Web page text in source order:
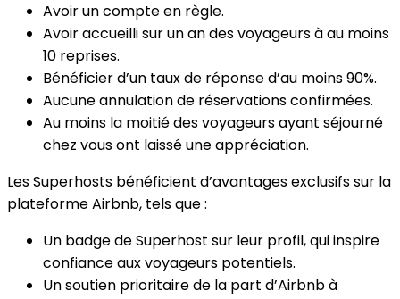
Avoir un compte en règle.
Avoir accueilli sur un an des voyageurs à au moins
10 reprises.
Bénéficier d’un taux de réponse d’au moins 90%.
Aucune annulation de réservations confirmées.
Au moins la moitié des voyageurs ayant séjourné
chez vous ont laissé une appréciation.
Les Superhosts bénéficient d’avantages exclusifs sur la
plateforme Airbnb, tels que :
Un badge de Superhost sur leur profil, qui inspire
confiance aux voyageurs potentiels.
Un soutien prioritaire de la part d’Airbnb à